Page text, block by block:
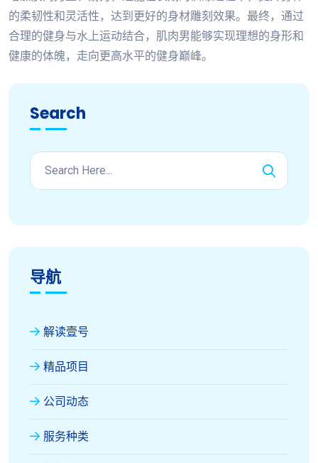
的柔韧性和灵活性，达到更好的身材雕刻效果。最终，通过
合理的健身与水上运动结合，肌肉男能够实现理想的身形和
健康的体魄，走向更高水平的健身巅峰。
Search
导航
解读壹号
精品项目
公司动态
服务种类